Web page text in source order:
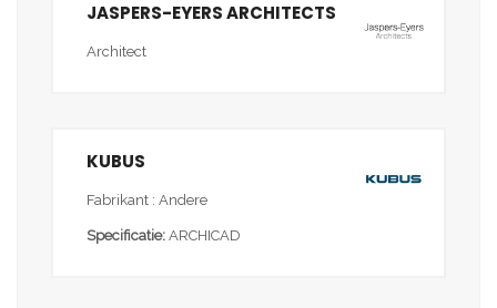
JASPERS-EYERS ARCHITECTS
Architect
KUBUS
Fabrikant : Andere
Specificatie: ARCHICAD